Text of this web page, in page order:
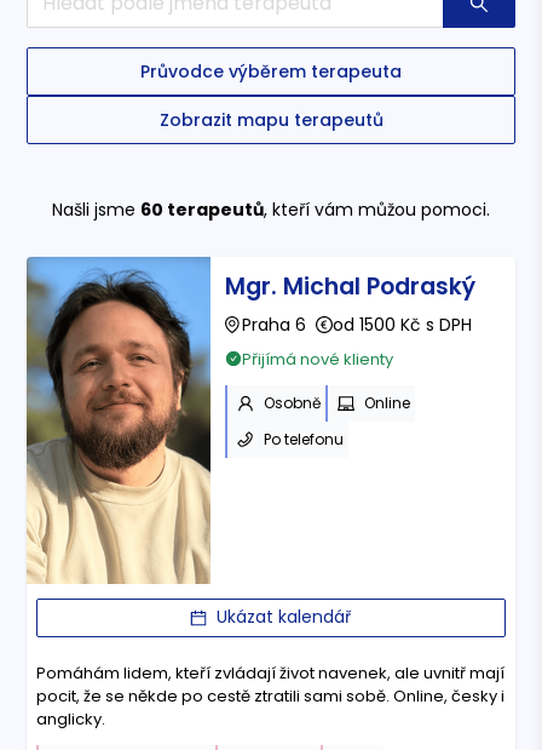
Průvodce výběrem terapeuta
Zobrazit mapu terapeutů
Našli jsme 60 terapeutů, kteří vám můžou pomoci.
Mgr. Michal Podraský
Praha 6 od 1500 Kč s DPH
Přijímá nové klienty
Osobně
Online
Po telefonu
Ukázat kalendář
Pomáhám lidem, kteří zvládají život navenek, ale uvnitř mají
pocit, že se někde po cestě ztratili sami sobě. Online, česky i
anglicky.